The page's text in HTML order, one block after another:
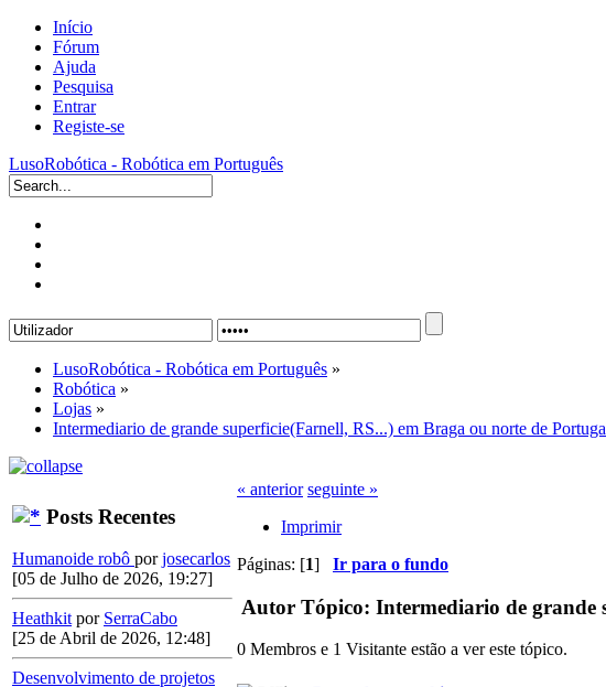
Início
Fórum
Ajuda
Pesquisa
Entrar
Registe-se
LusoRobótica - Robótica em Português
LusoRobótica - Robótica em Português »
Robótica »
Lojas »
Intermediario de grande superficie(Farnell, RS...) em Braga ou norte de
Posts Recentes
Humanoide robô porjosecarlos
[05 de Julho de 2026, 19:27]
Heathkit por SerraCabo
[25 de Abril de 2026, 12:48]
Desenvolvimento de projetos
« anterior seguinte »
Imprimir
Páginas: [1] Ir para o fundo
Autor Tópico: Intermediario de grande
0 Membros e 1 Visitante estão a ver este tópico.